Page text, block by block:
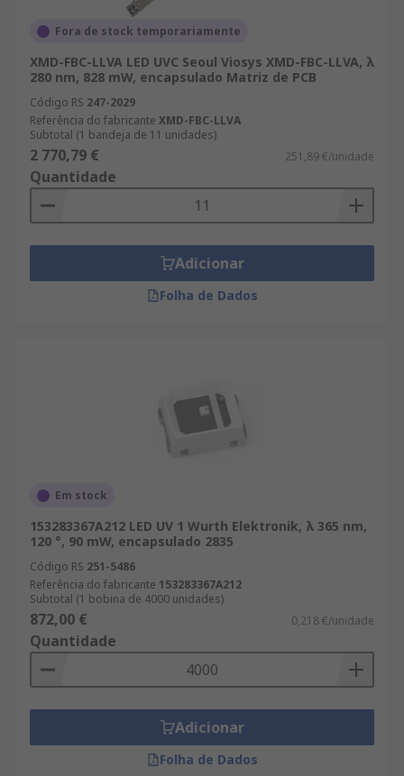
Fora de stock temporariamente
XMD-FBC-LLVA LED UVC Seoul Viosys XMD-FBC-LLVA, λ
280 nm, 828 mW, encapsulado Matriz de PCB
Código RS 247-2029
Referência do fabricante XMD-FBC-LLVA
Subtotal (1 bandeja de 11 unidades)
2 770,79 € 251,89 €/unidade
Quantidade
Adicionar
Folha de Dados
Em stock
153283367A212 LED UV 1 Wurth Elektronik, λ 365 nm,
120 °, 90 mW, encapsulado 2835
Código RS 251-5486
Referência do fabricante 153283367A212
Subtotal (1 bobina de 4000 unidades)
872,00 € 0,218 €/unidade
Quantidade
Adicionar
Folha de Dados